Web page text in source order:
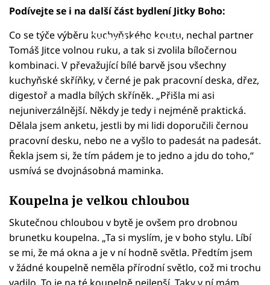
Podívejte se i na další část bydlení Jitky Boho:
Failed to fetch
Co se týče výběru kuchyňského koutu, nechal partner
Tomáš Jitce volnou ruku, a tak si zvolila bíločernou
kombinaci. V převažující bílé barvě jsou všechny
kuchyňské skříňky, v černé je pak pracovní deska, dřez,
digestoř a madla bílých skříněk. „Přišla mi asi
nejuniverzálnější. Někdy je tedy i nejméně praktická.
Dělala jsem anketu, jestli by mi lidi doporučili černou
pracovní desku, nebo ne a vyšlo to padesát na padesát.
Řekla jsem si, že tím pádem je to jedno a jdu do toho,“
usmívá se dvojnásobná maminka.
Koupelna je velkou chloubou
Skutečnou chloubou v bytě je ovšem pro drobnou
brunetku koupelna. „Ta si myslím, je v boho stylu. Líbí
se mi, že má okna a je v ní hodně světla. Předtím jsem
v žádné koupelně neměla přírodní světlo, což mi trochu